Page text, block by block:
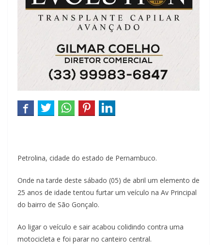
Petrolina, cidade do estado de Pernambuco.
Onde na tarde deste sábado (05) de abril um elemento de
25 anos de idade tentou furtar um veículo na Av Principal
do bairro de São Gonçalo.
Ao ligar o veículo e sair acabou colidindo contra uma
motocicleta e foi parar no canteiro central.